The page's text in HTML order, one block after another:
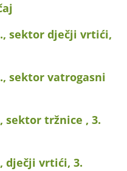
sektor dječji vrtići,
sektor vatrogasni
sektor tržnice , 3.
dječji vrtići, 3.